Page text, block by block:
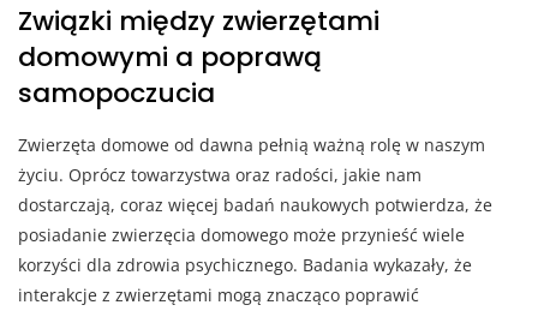
Związki między zwierzętami
domowymi a poprawą
samopoczucia
Zwierzęta domowe od dawna pełnią ważną rolę w naszym
życiu. Oprócz towarzystwa oraz radości, jakie nam
dostarczają, coraz więcej badań naukowych potwierdza, że
posiadanie zwierzęcia domowego może przynieść wiele
korzyści dla zdrowia psychicznego. Badania wykazały, że
interakcje z zwierzętami mogą znacząco poprawić